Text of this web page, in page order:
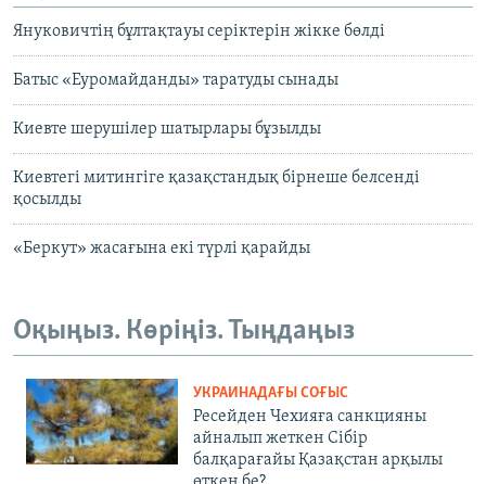
Януковичтің бұлтақтауы серіктерін жікке бөлді
Батыс «Еуромайданды» таратуды сынады
Киевте шерушілер шатырлары бұзылды
Киевтегі митингіге қазақстандық бірнеше белсенді
қосылды
«Беркут» жасағына екі түрлі қарайды
Оқыңыз. Көріңіз. Тыңдаңыз
УКРАИНАДАҒЫ СОҒЫС
Ресейден Чехияға санкцияны
айналып жеткен Сібір
балқарағайы Қазақстан арқылы